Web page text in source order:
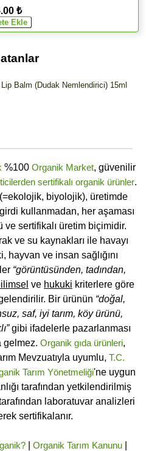
₺
Balm (Dudak Nemlendirici) 15ml
%100 Organik Market, güvenilir
sertifikalı organik ürünler.
(=ekolojik, biyolojik), üretimde
kullanmadan, her aşaması
ve sertifikalı üretim biçimidir.
ve su kaynakları ile havayı
hayvan ve insan sağlığını
“görüntüsünden, tadından,
ve hukuki kriterlere göre
Bir ürünün “doğal,
saf, iyi tarım, köy ürünü,
gibi ifadelerle pazarlanması
gelmez. Organik gıda ürünleri,
Mevzuatıyla uyumlu, T.C.
Tarım Yönetmeliği'ne uygun
tarafından yetkilendirilmiş
laboratuvar analizleri
sertifikalanır.
| Organik Tarım Kanunu|